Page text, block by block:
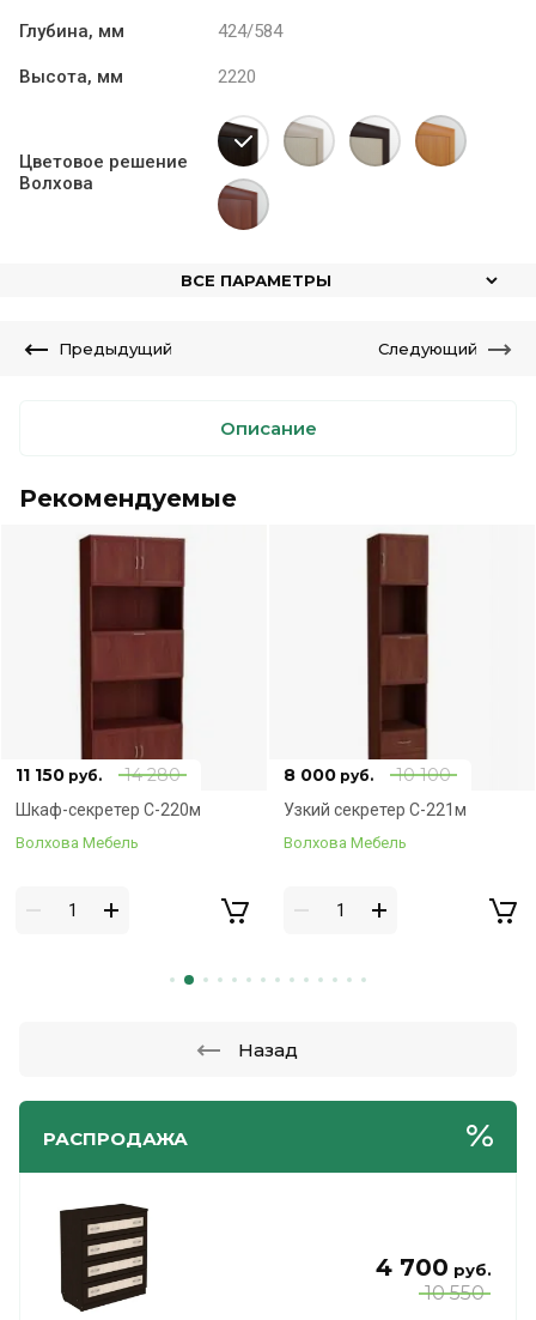
РАСПРОДАЖА
10 550
4 700 руб.
Глубина, мм 424/584
Высота, мм 2220
Цветовое решение
Волхова
ВСЕ ПАРАМЕТРЫ
Предыдущий Следующий
Описание
Рекомендуемые
Соберём сразу!
14 280
11 150 руб.
Шкаф-секретер С-220м
Волхова Мебель
Соберём сразу!
10 100
8 000 руб.
Узкий секретер С-221м
Волхова Мебель
Назад